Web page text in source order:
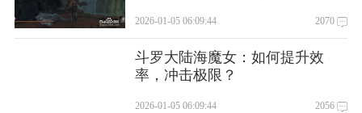
2026-01-05 06:09:44 2070
斗罗大陆海魔女：如何提升效
率，冲击极限？
2026-01-05 06:09:44 2056